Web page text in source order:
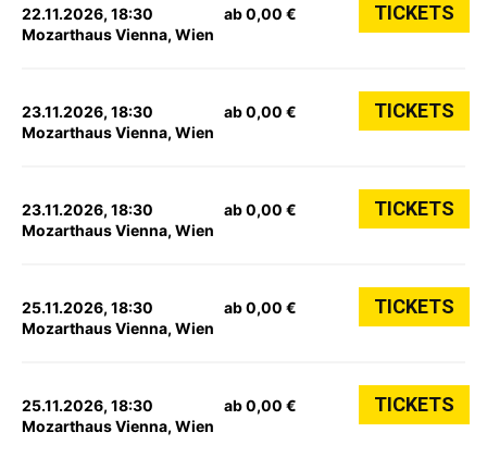
22.11.2026, 18:30
Mozarthaus Vienna, Wien
ab 0,00 € TICKETS
23.11.2026, 18:30
Mozarthaus Vienna, Wien
ab 0,00 € TICKETS
23.11.2026, 18:30
Mozarthaus Vienna, Wien
ab 0,00 € TICKETS
25.11.2026, 18:30
Mozarthaus Vienna, Wien
ab 0,00 € TICKETS
25.11.2026, 18:30
Mozarthaus Vienna, Wien
ab 0,00 € TICKETS